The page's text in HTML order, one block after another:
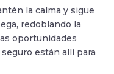
la calma y sigue
redoblando la
oportunidades
están allí para